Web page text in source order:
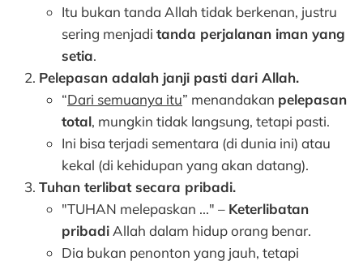
Itu bukan tanda Allah tidak berkenan, justru
sering menjadi tanda perjalanan iman yang
setia.
Pelepasan adalah janji pasti dari Allah.
“Dari semuanya itu” menandakan pelepasan
total, mungkin tidak langsung, tetapi pasti.
Ini bisa terjadi sementara (di dunia ini) atau
kekal (di kehidupan yang akan datang).
Tuhan terlibat secara pribadi.
"TUHAN melepaskan ..." – Keterlibatan
pribadiAllah dalam hidup orang benar.
Dia bukan penonton yang jauh, tetapi